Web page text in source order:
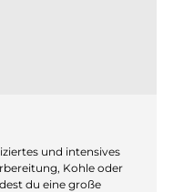
und intensives
Kohle oder
du eine große